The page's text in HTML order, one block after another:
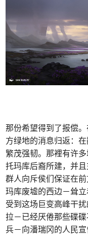
那份希望得到了报偿
方绿地的消息归返：
繁茂强韧。那裡有许
托玛库后裔所建，并
群人向斥侯们保证在
玛库废墟的西边－耸
受到这场巨变高峰干
拉－已经厌倦那些碟
兵－向潘瑞冈的人民